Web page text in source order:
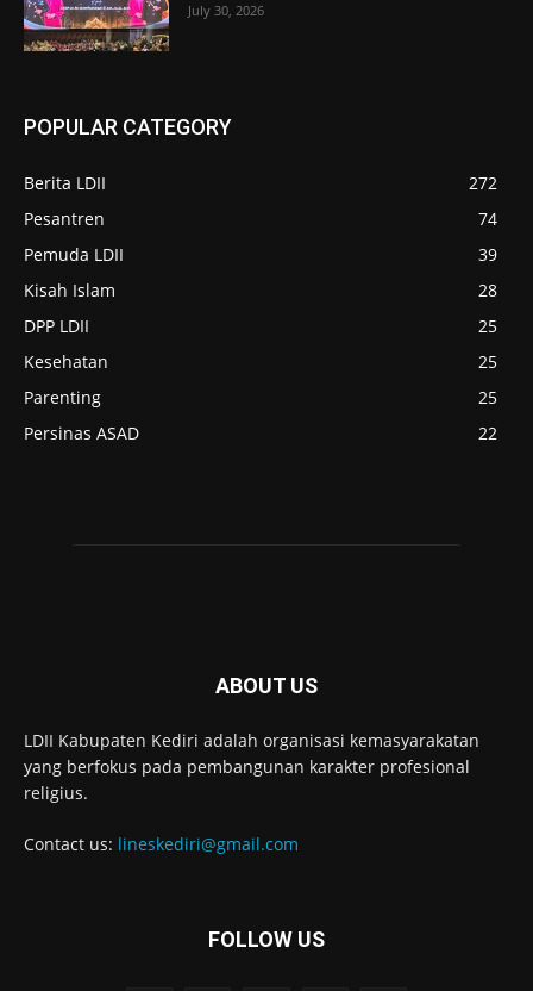
July 30, 2026
POPULAR CATEGORY
Berita LDII
272
Pesantren
74
Pemuda LDII
39
Kisah Islam
28
DPP LDII
25
Kesehatan
25
Parenting
25
Persinas ASAD
22
ABOUT US
LDII Kabupaten Kediri adalah organisasi kemasyarakatan
yang berfokus pada pembangunan karakter profesional
religius.
Contact us: lineskediri@gmail.com
FOLLOW US